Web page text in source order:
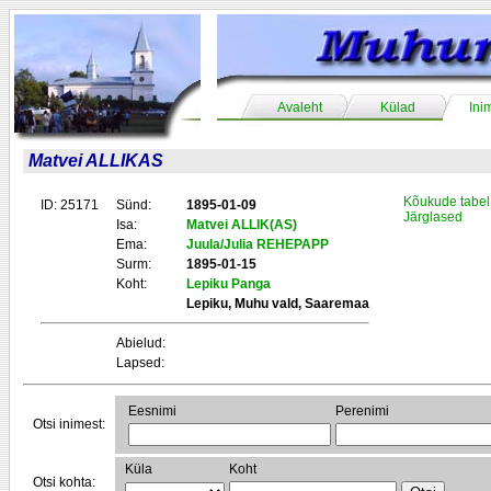
Avaleht Külad
Matvei ALLIKAS
ID: 25171 Sünd:
1895-01-09
Isa:
Matvei ALLIK(AS)
Ema:
Juula/Julia REHEPAPP
Surm:
1895-01-15
Koht:
Lepiku Panga
Lepiku, Muhu vald, Saaremaa
Abielud:
Lapsed:
Kõukude tabel
Järglased
Otsi inimest:
Eesnimi Perenimi
Otsi kohta:
Küla Koht